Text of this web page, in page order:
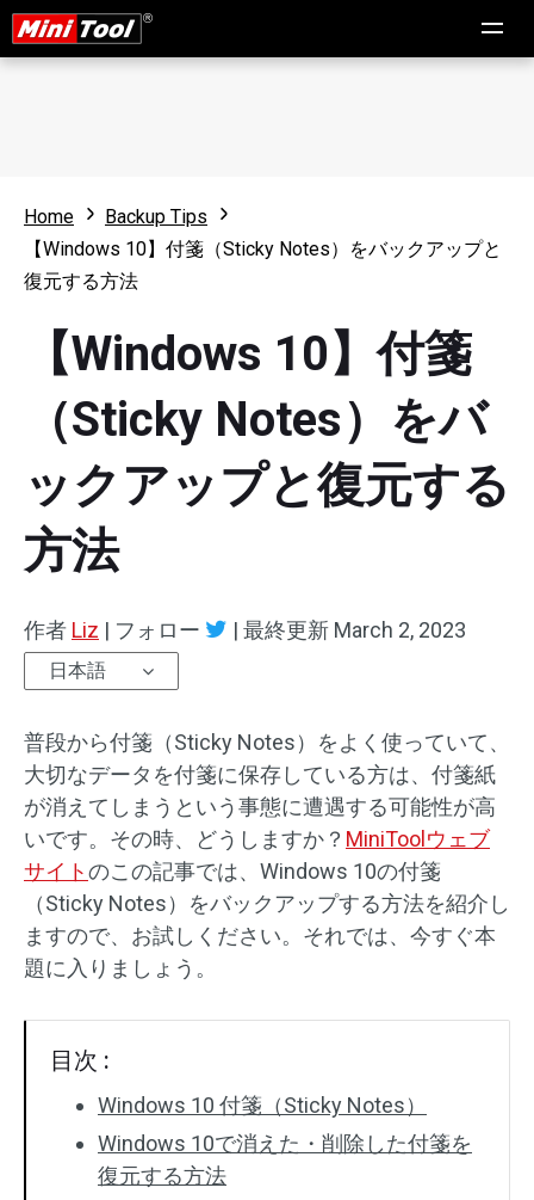
Home
Backup Tips
【Windows 10】付箋（Sticky Notes）をバックアップと
復元する方法
【Windows 10】付箋
（Sticky Notes）をバ
ックアップと復元する
方法
作者 Liz | フォロー | 最終更新 March 2, 2023
日本語
普段から付箋（Sticky Notes）をよく使っていて、
大切なデータを付箋に保存している方は、付箋紙
が消えてしまうという事態に遭遇する可能性が高
いです。その時、どうしますか？ MiniToolウェブ
サイトのこの記事では、Windows 10の付箋
（Sticky Notes）をバックアップする方法を紹介し
ますので、お試しください。それでは、今すぐ本
題に入りましょう。
目次 :
Windows 10 付箋（Sticky Notes）
Windows 10で消えた・削除した付箋を
復元する方法